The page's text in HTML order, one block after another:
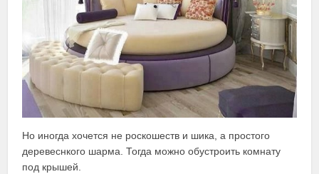
Но иногда хочется не роскошеств и шика, а простого
деревеснкого шарма. Тогда можно обустроить комнату
под крышей.